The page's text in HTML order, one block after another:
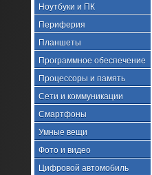
Ноутбуки и ПК
Периферия
Планшеты
Программное обеспечение
Процессоры и память
Сети и коммуникации
Смартфоны
Умные вещи
Фото и видео
Цифровой автомобиль